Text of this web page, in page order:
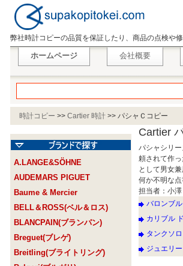
弊社時計コピーの品質を保証したり、商品の点検や
ホームページ 会社概要
時計コピー >> Cartier 時計 >> パシャＣコピー
A.LANGE&SÖHNE
AUDEMARS PIGUET
Baume & Mercier
BELL＆ROSS(ベル＆ロス)
BLANCPAIN(ブランパン)
Breguet(ブレゲ)
Breitling(ブライトリング)
Cartier
パシャシリ
頼されて作
として男女
何か不明な
担当者：小
バロンブ
カリブル
タンクソロ
ジュエリ